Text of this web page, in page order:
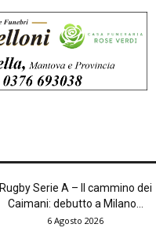
Rugby Serie A – Il cammino dei
Caimani: debutto a Milano...
6 Agosto 2026